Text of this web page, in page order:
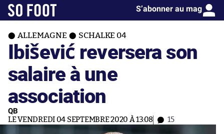
S’abonner au mag
ALLEMAGNE SCHALKE 04
Ibišević reversera son
salaire à une
association
QB
LE VENDREDI 04 SEPTEMBRE 2020 À 13:08 15